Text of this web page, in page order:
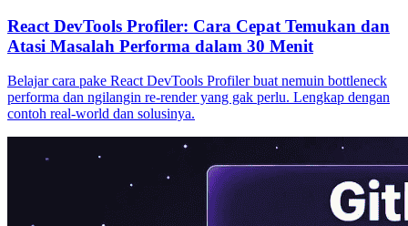
React DevTools Profiler: Cara Cepat Temukan dan
Atasi Masalah Performa dalam 30 Menit
Belajar cara pake React DevTools Profiler buat nemuin bottleneck
performa dan ngilangin re-render yang gak perlu. Lengkap dengan
contoh real-world dan solusinya.